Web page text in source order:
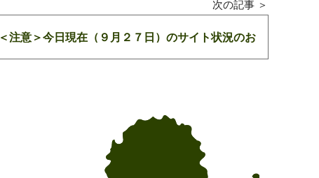
＜注意＞今日現在（９月２７日）のサイト状況のお
知らせ